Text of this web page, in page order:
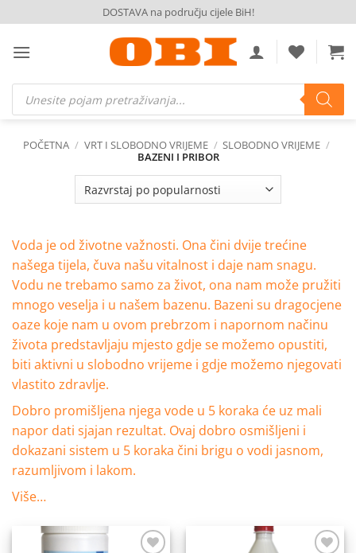
to
content
DOSTAVA na području cijele BiH!
Products
search
POČETNA / VRT I SLOBODNO VRIJEME / SLOBODNO VRIJEME /
BAZENI I PRIBOR
Voda je od životne važnosti. Ona čini dvije trećine
našega tijela, čuva našu vitalnost i daje nam snagu.
Vodu ne trebamo samo za život, ona nam može pružiti
mnogo veselja i u našem bazenu. Bazeni su dragocjene
oaze koje nam u ovom prebrzom i napornom načinu
života predstavljaju mjesto gdje se možemo opustiti,
biti aktivni u slobodno vrijeme i gdje možemo njegovati
vlastito zdravlje.
Dobro promišljena njega vode u 5 koraka će uz mali
napor dati sjajan rezultat. Ovaj dobro osmišljeni i
dokazani sistem u 5 koraka čini brigu o vodi jasnom,
razumljivom i lakom.
Više…